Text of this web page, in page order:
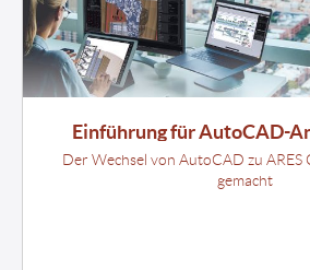
Einführung für AutoCAD-
Der Wechsel von AutoCAD zu ARES
gemacht